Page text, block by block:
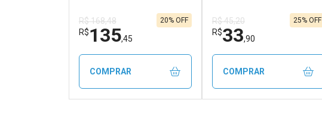
R$ 168,48
R$135,45
20% OFF
COMPRAR
R$ 45,20
R$33,90
25% OFF
COMPRAR